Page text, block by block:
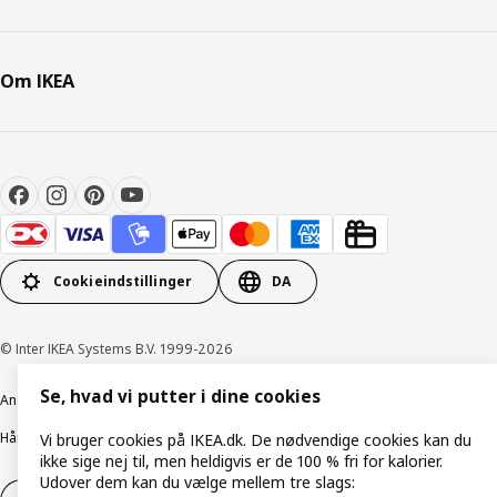
Om IKEA
Cookieindstillinger DA
© Inter IKEA Systems B.V. 1999-2026
Ansvarlig rapporteringCookiepolitikDigital tilgængelighed
Håndtering af persondata Salgs- og leveringsbetingelser
Se, hvad vi putter i dine cookies
Vi bruger cookies på IKEA.dk. De nødvendige cookies kan du
ikke sige nej til, men heldigvis er de 100 % fri for kalorier.
Udover dem kan du vælge mellem tre slags: